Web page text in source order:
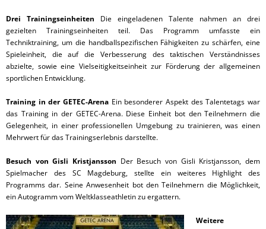
Drei Trainingseinheiten Die eingeladenen Talente nahmen an drei
gezielten Trainingseinheiten teil. Das Programm umfasste ein
Techniktraining, um die handballspezifischen Fähigkeiten zu schärfen, eine
Spieleinheit, die auf die Verbesserung des taktischen Verständnisses
abzielte, sowie eine Vielseitigkeitseinheit zur Förderung der allgemeinen
sportlichen Entwicklung.
Training in der GETEC-Arena Ein besonderer Aspekt des Talentetags war
das Training in der GETEC-Arena. Diese Einheit bot den Teilnehmern die
Gelegenheit, in einer professionellen Umgebung zu trainieren, was einen
Mehrwert für das Trainingserlebnis darstellte.
Besuch von Gisli Kristjansson Der Besuch von Gisli Kristjansson, dem
Spielmacher des SC Magdeburg, stellte ein weiteres Highlight des
Programms dar. Seine Anwesenheit bot den Teilnehmern die Möglichkeit,
ein Autogramm vom Weltklasseathletin zu ergattern.
Weitere